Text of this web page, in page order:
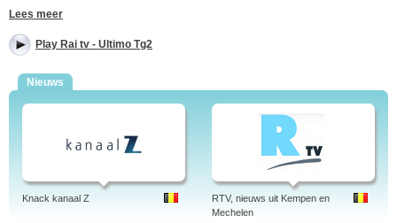
Lees meer
Play Rai tv - Ultimo Tg2
Nieuws
Knack kanaal Z
RTV, nieuws uit Kempen en
Mechelen